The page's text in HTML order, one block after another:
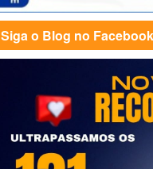
Siga o Blog no